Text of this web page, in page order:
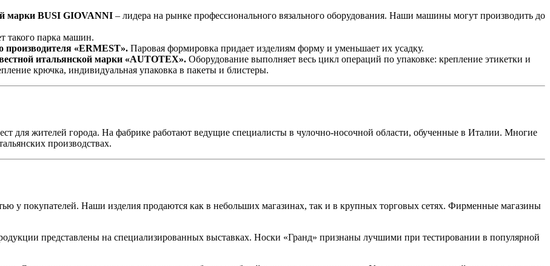
марки BUSI GIOVANNI – лидера на рынке профессионального вязального оборудования. Наши машины могут производить до
такого парка машин.
производителя «ERMEST». Паровая формировка придает изделиям форму и уменьшает их усадку.
итальянской марки «AUTOTEX». Оборудование выполняет весь цикл операций по упаковке: крепление этикетки и
крючка, индивидуальная упаковка в пакеты и блистеры.
для жителей города. На фабрике работают ведущие специалисты в чулочно-носочной области, обученные в Италии. Многие
производствах.
у покупателей. Наши изделия продаются как в небольших магазинах, так и в крупных торговых сетях. Фирменные магазины
представлены на специализированных выставках. Носки «Гранд» признаны лучшими при тестировании в популярной